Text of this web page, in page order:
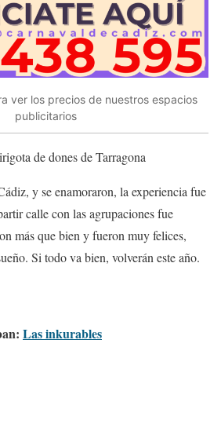
ver los precios de nuestros espacios
publicitarios
de dones de Tarragona
y se enamoraron, la experiencia fue
calle con las agrupaciones fue
más que bien y fueron muy felices,
Si todo va bien, volverán este año.
Las inkurables